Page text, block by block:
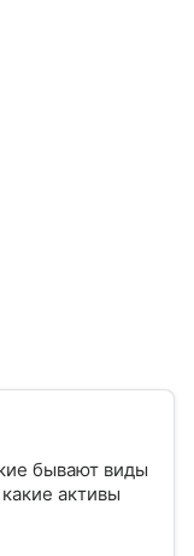
бывают виды
активы